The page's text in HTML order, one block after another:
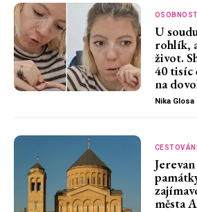
OSOBNOSTI
U
rohlík,
život.
40 tisíc
na
Nika Glosa
CESTOVÁNÍ
města